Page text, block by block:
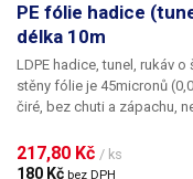
PE fólie hadice
délka 10m
LDPE hadice, tunel, rukáv
stěny fólie je 45micronů (0,045mm).
čiré, bez chuti a zápachu,
odolné proti mrazu a
obalů jakéhokoliv zboží.
217,80 Kč / ks
180 Kč bez DPH